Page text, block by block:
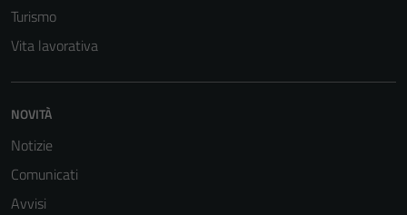
Turismo
Vita lavorativa
NOVITÀ
Notizie
Comunicati
Avvisi